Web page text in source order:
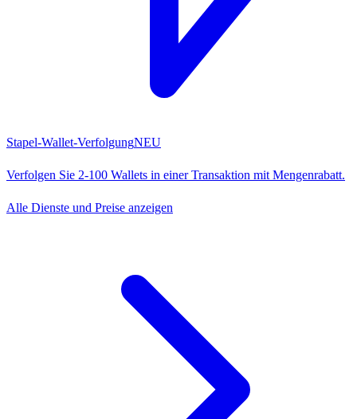
Stapel-Wallet-VerfolgungNEU
Verfolgen Sie 2-100 Wallets in einer Transaktion mit Mengenrabatt.
Alle Dienste und Preise anzeigen